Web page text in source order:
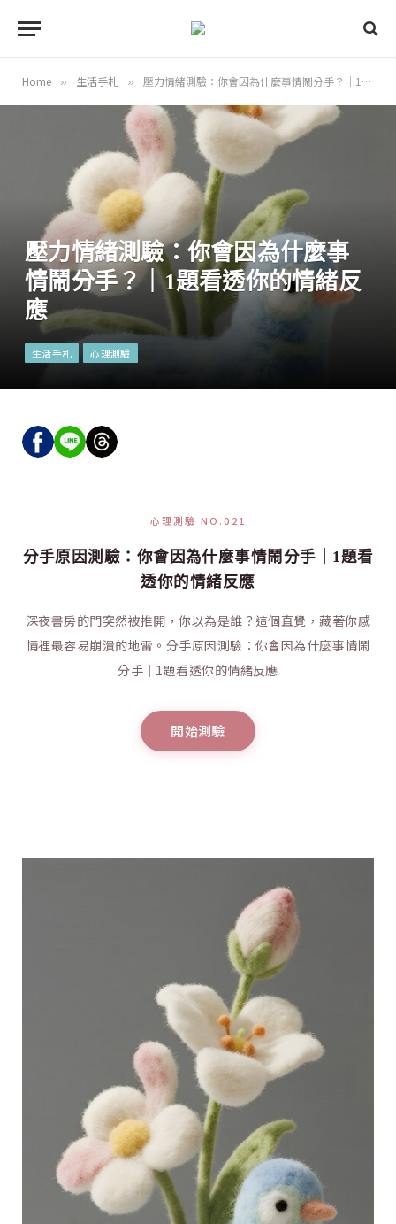
Home » 生活手札 » 壓力情緒測驗：你會因為什麼事情鬧分手？｜1題看透你的情緒反應
壓力情緒測驗：你會因為什麼事
情鬧分手？｜1題看透你的情緒反
應
生活手札 心理測驗
心理測驗 NO.021
分手原因測驗：你會因為什麼事情鬧分手｜1題看
透你的情緒反應
深夜書房的門突然被推開，你以為是誰？這個直覺，藏著你感
情裡最容易崩潰的地雷。分手原因測驗：你會因為什麼事情鬧
分手｜1題看透你的情緒反應
開始測驗
分享 FACEBOOK 傳送 LINE